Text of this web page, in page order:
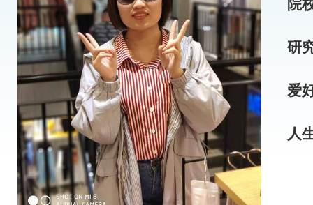
院
研
爱
人